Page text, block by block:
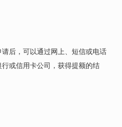
后，可以通过网上、短信或电话
或信用卡公司，获得提额的结